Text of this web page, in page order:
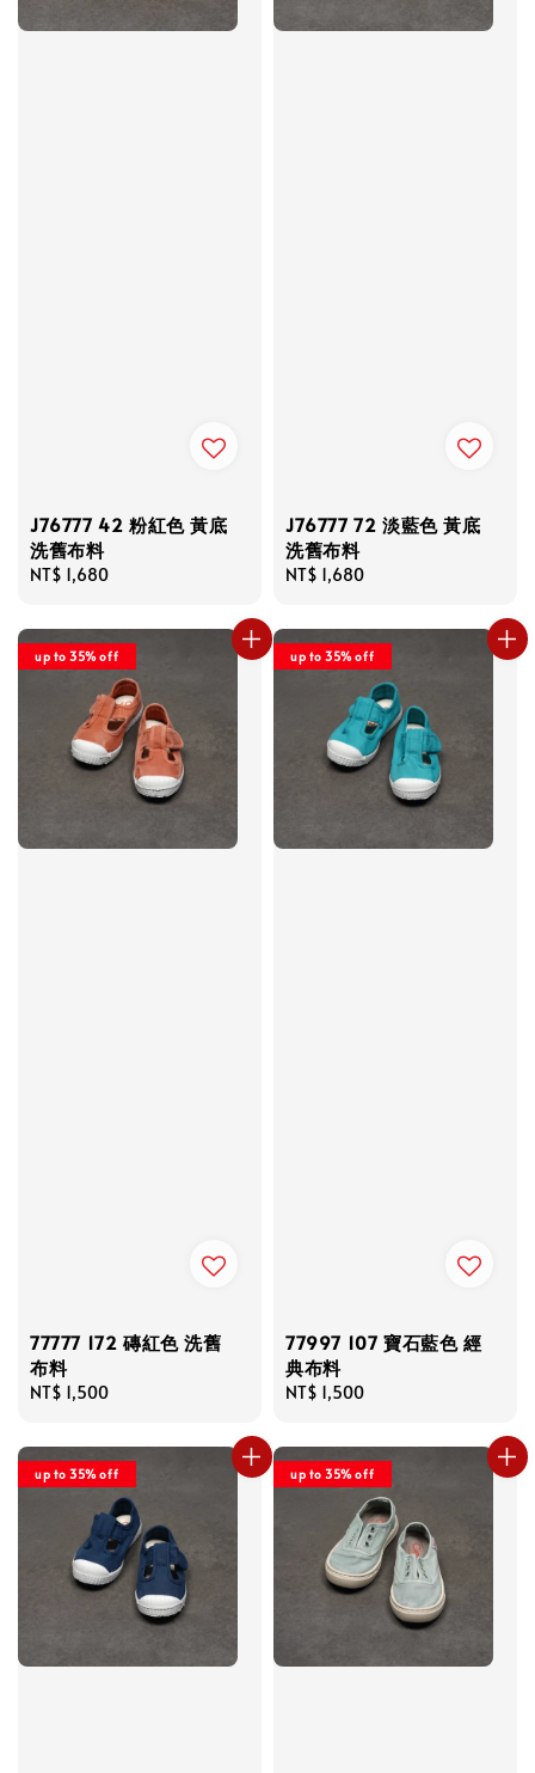
J76777 42 粉紅色 黃底
洗舊布料
Regular
NT$ 1,680
J76777 72 淡藍色 黃底
洗舊布料
Regular
NT$ 1,680
up to 35% off
77777 172 磚紅色 洗舊
布料
Regular
NT$ 1,500
up to 35% off
77997 107 寶石藍色 經
典布料
Regular
NT$ 1,500
up to 35% off up to 35% off